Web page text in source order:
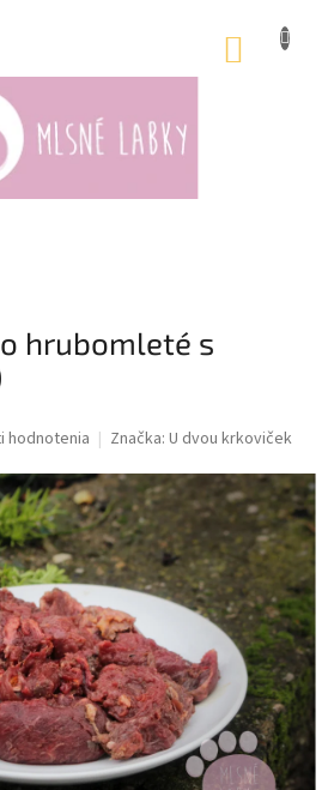
hrubomleté s
hodnotenia Značka: U dvou krkoviček